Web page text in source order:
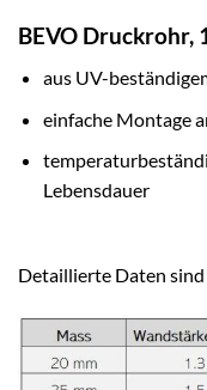
BEVO Druckrohr,
aus UV-
einfache Montage
Lebensdauer
Detaillierte Daten sind